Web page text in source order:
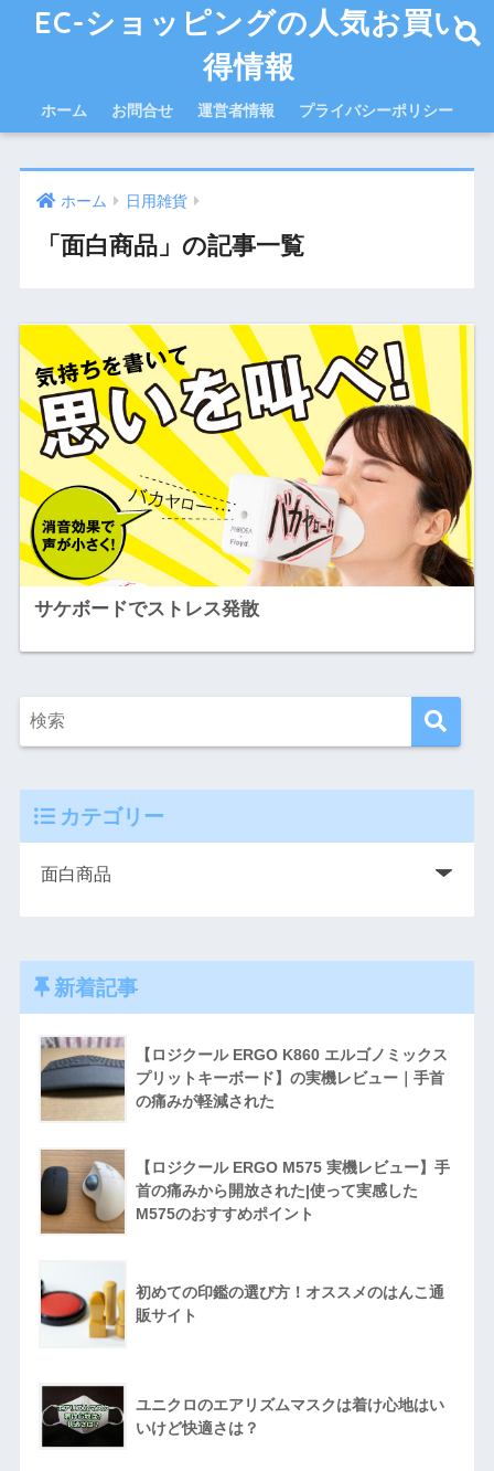
EC-ショッピングの人気お買い
得情報
ホーム お問合せ 運営者情報 プライバシーポリシー
ホーム 日用雑貨
「面白商品」の記事一覧
サケボードでストレス発散
カテゴリー
新着記事
【ロジクール ERGO K860 エルゴノミックス
プリットキーボード】の実機レビュー｜手首
の痛みが軽減された
【ロジクール ERGO M575 実機レビュー】手
首の痛みから開放された|使って実感した
M575のおすすめポイント
初めての印鑑の選び方！オススメのはんこ通
販サイト
ユニクロのエアリズムマスクは着け心地はい
いけど快適さは？